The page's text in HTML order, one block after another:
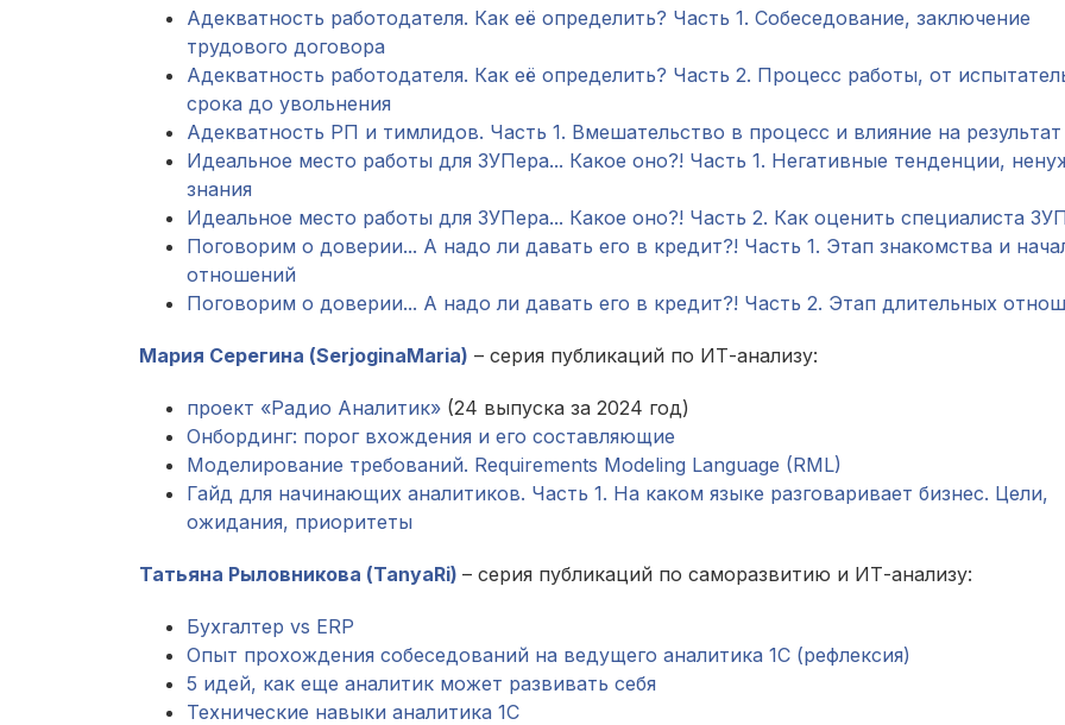
Адекватность работодателя. Как её определить? Часть 1. Собеседование, заключение
трудового договора
Адекватность работодателя. Как её определить? Часть 2. Процесс работы, от
срока до увольнения
Адекватность РП и тимлидов. Часть 1. Вмешательство в процесс и влияние на результат
Идеальное место работы для ЗУПера... Какое оно?! Часть 1. Негативные тенденции,
знания
Идеальное место работы для ЗУПера... Какое оно?! Часть 2. Как оценить специалиста ЗУП
Поговорим о доверии... А надо ли давать его в кредит?! Часть 1. Этап знакомства и
отношений
Поговорим о доверии... А надо ли давать его в кредит?! Часть 2. Этап длительных
Мария Серегина (SerjoginaMaria) – серия публикаций по ИТ-анализу:
проект «Радио Аналитик» (24 выпуска за 2024 год)
Онбординг: порог вхождения и его составляющие
Моделирование требований. Requirements Modeling Language (RML)
Гайд для начинающих аналитиков. Часть 1. На каком языке разговаривает бизнес. Цели,
ожидания, приоритеты
Татьяна Рыловникова (TanyaRi) – серия публикаций по саморазвитию и ИТ-анализу:
Бухгалтер vs ERP
Опыт прохождения собеседований на ведущего аналитика 1С (рефлексия)
5 идей, как еще аналитик может развивать себя
Технические навыки аналитика 1С